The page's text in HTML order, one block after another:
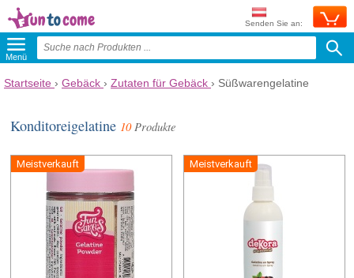
Senden Sie an:
Menü
Startseite › Gebäck › Zutaten für Gebäck › Süßwarengelatine
Konditoreigelatine 10Produkte
Meistverkauft Meistverkauft